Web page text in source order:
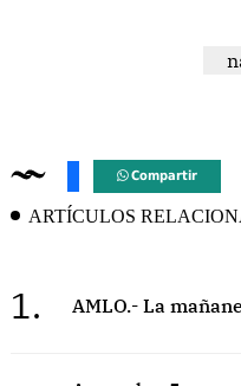
Compartir
ARTÍCULOS
1. AMLO.- La